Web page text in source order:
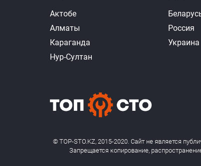
Актобе
Алматы
Караганда
Нур-Султан
Россия
Украина
© TOP-STO.KZ, 2015-2020. Сайт не является
Запрещается копирование,